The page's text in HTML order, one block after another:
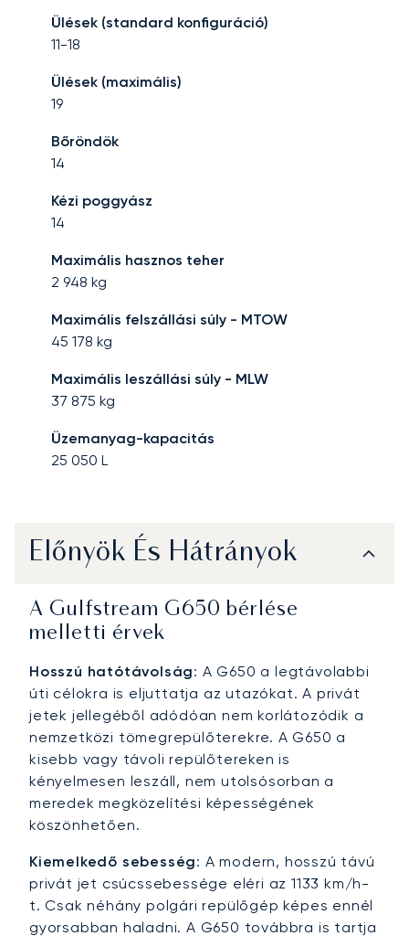
Ülések (standard konfiguráció)
11-18
Ülések (maximális)
19
Bőröndök
14
Kézi poggyász
14
Maximális hasznos teher
2 948 kg
Maximális felszállási súly - MTOW
45 178 kg
Maximális leszállási súly - MLW
37 875 kg
Üzemanyag-kapacitás
25 050 L
Előnyök És Hátrányok
A Gulfstream G650 bérlése
melletti érvek
Hosszú hatótávolság: A G650 a legtávolabbi
úti célokra is eljuttatja az utazókat. A privát
jetek jellegéből adódóan nem korlátozódik a
nemzetközi tömegrepülőterekre. A G650 a
kisebb vagy távoli repülőtereken is
kényelmesen leszáll, nem utolsósorban a
meredek megközelítési képességének
köszönhetően.
Kiemelkedő sebesség: A modern, hosszú távú
privát jet csúcssebessége eléri az 1133 km/h-
t. Csak néhány polgári repülőgép képes ennél
gyorsabban haladni. A G650 továbbra is tartja